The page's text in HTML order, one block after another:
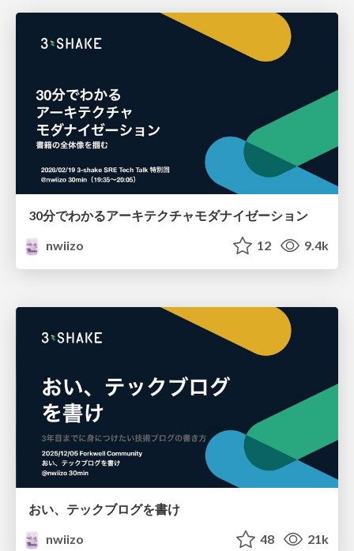
30分でわかるアーキテクチャモダナイゼーション
nwiizo
12 9.4k
おい、テックブログを書け
nwiizo
48 21k